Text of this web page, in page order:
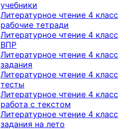
учебники
Литературное чтение 4 класс
рабочие тетради
Литературное чтение 4 класс
ВПР
Литературное чтение 4 класс
задания
Литературное чтение 4 класс
тесты
Литературное чтение 4 класс
работа с текстом
Литературное чтение 4 класс
задания на лето